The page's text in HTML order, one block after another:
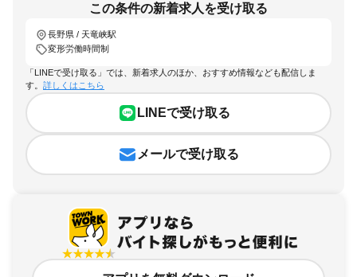
この条件の新着求人を受け取る
長野県 / 天竜峡駅
変形労働時間制
「LINEで受け取る」では、新着求人のほか、おすすめ情報なども配信しま
す。 詳しくはこちら
LINEで受け取る
メールで受け取る